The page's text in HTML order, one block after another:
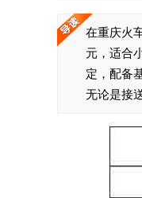
在重庆火
元，适合
定，配备
无论是接